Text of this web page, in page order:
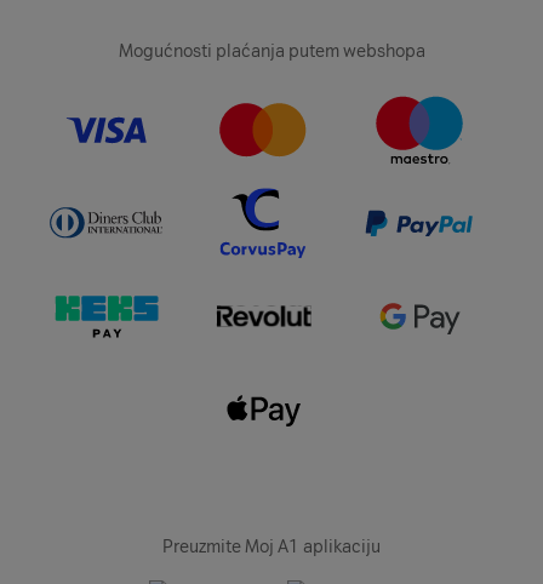
Mogućnosti plaćanja putem webshopa
Preuzmite Moj A1 aplikaciju